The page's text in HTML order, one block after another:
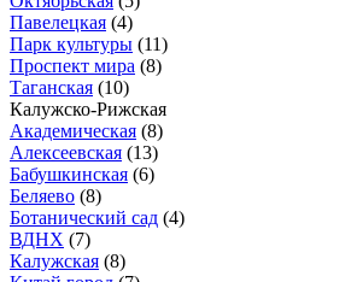
Павелецкая (4)
Парк культуры (11)
Проспект мира (8)
Таганская (10)
Калужско-Рижская
Академическая (8)
Алексеевская (13)
Бабушкинская (6)
Беляево (8)
Ботанический сад (4)
ВДНХ (7)
Калужская (8)